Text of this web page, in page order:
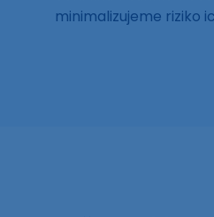
minimalizujeme riziko